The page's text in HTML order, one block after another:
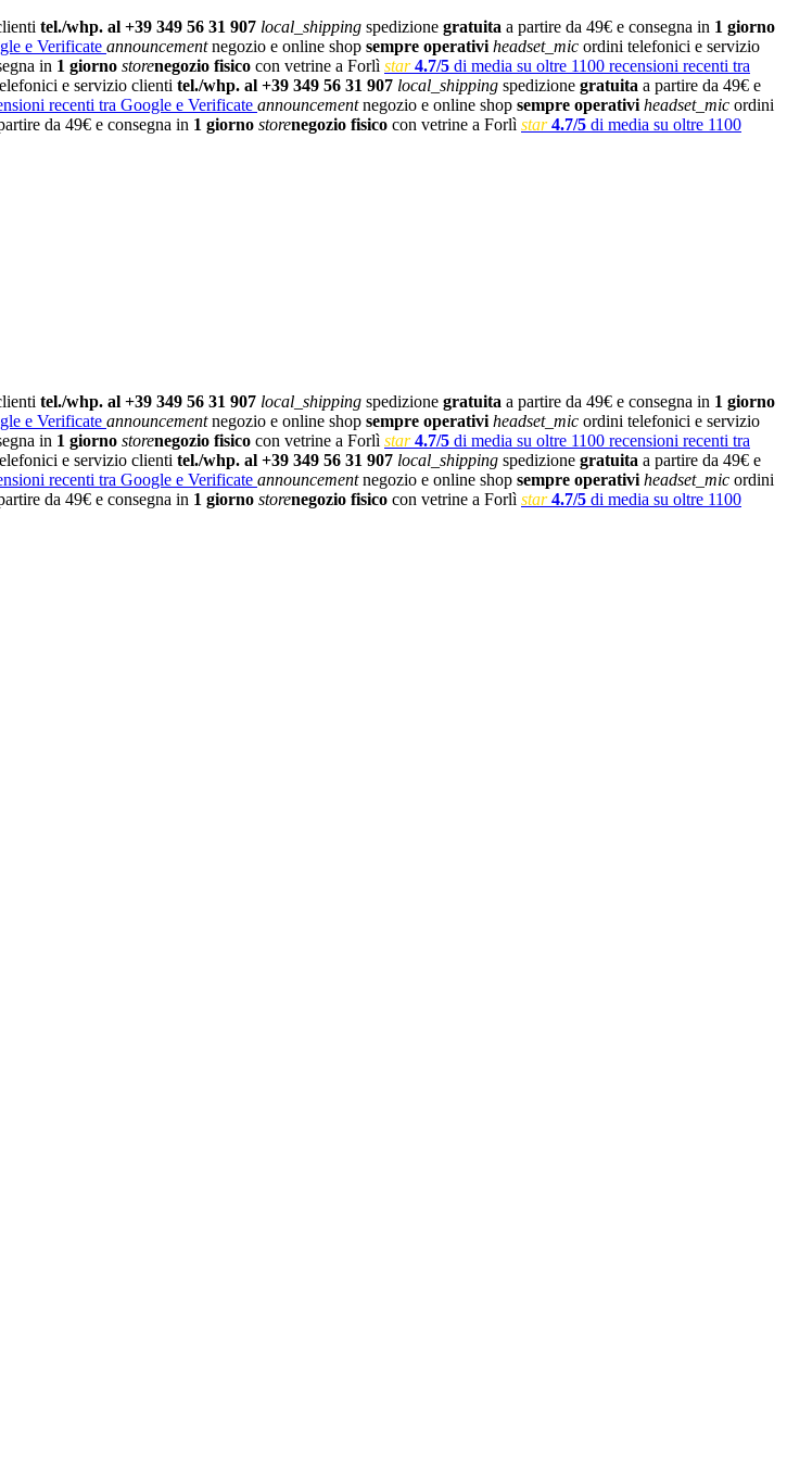
tel./whp. al +39 349 56 31 907 local_shipping spedizione gratuita a partire da 49€ e consegna in 1 giorno
e Verificate announcementnegozio e online shop sempre operativi headset_mic ordini telefonici e servizio
in 1 giorno storenegozio fisico con vetrine a Forlì star 4.7/5 di media su oltre 1100 recensioni recenti tra
e servizio clienti tel./whp. al +39 349 56 31 907 local_shipping spedizione gratuita a partire da 49€ e
recenti tra Google e Verificate announcementnegozio e online shop sempre operativi headset_mic ordini
da 49€ e consegna in 1 giorno storenegozio fisico con vetrine a Forlì star 4.7/5 di media su oltre 1100
tel./whp. al +39 349 56 31 907 local_shipping spedizione gratuita a partire da 49€ e consegna in 1 giorno
e Verificate announcementnegozio e online shop sempre operativi headset_mic ordini telefonici e servizio
in 1 giorno storenegozio fisico con vetrine a Forlì star 4.7/5 di media su oltre 1100 recensioni recenti tra
e servizio clienti tel./whp. al +39 349 56 31 907 local_shipping spedizione gratuita a partire da 49€ e
recenti tra Google e Verificate announcementnegozio e online shop sempre operativi headset_mic ordini
da 49€ e consegna in 1 giorno storenegozio fisico con vetrine a Forlì star 4.7/5 di media su oltre 1100